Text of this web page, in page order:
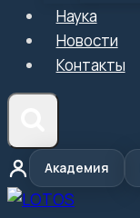
Наука
Новости
Контакты
Академия